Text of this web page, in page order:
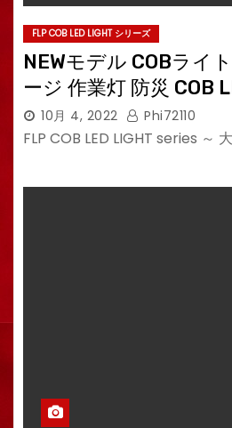
FLP COB LED LIGHT シリーズ
NEWモデル COBライ
ージ 作業灯 防災 COB
10月 4, 2022 Phi72110
FLP COB LED LIGHT series ～